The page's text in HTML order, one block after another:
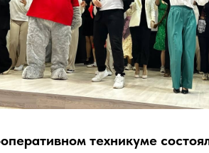
техникуме